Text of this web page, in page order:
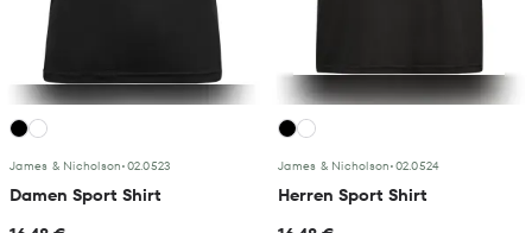
James & Nicholson•02.0523
Damen Sport Shirt
James & Nicholson•02.0524
Herren Sport Shirt